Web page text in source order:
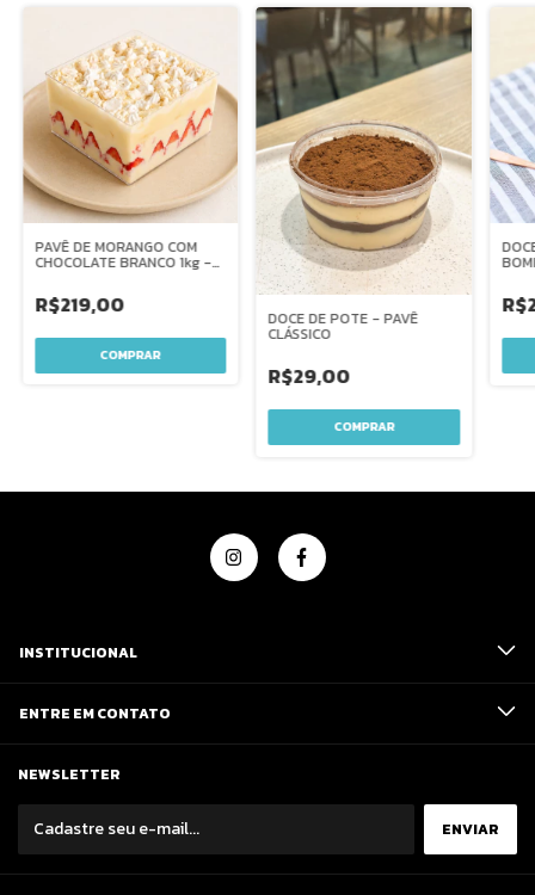
PAVÊ DE MORANGO COM
CHOCOLATE BRANCO 1kg -
R$219,00
DOCE DE POTE - PAVÊ
CLÁSSICO
R$29,00
INSTITUCIONAL
ENTRE EM CONTATO
NEWSLETTER